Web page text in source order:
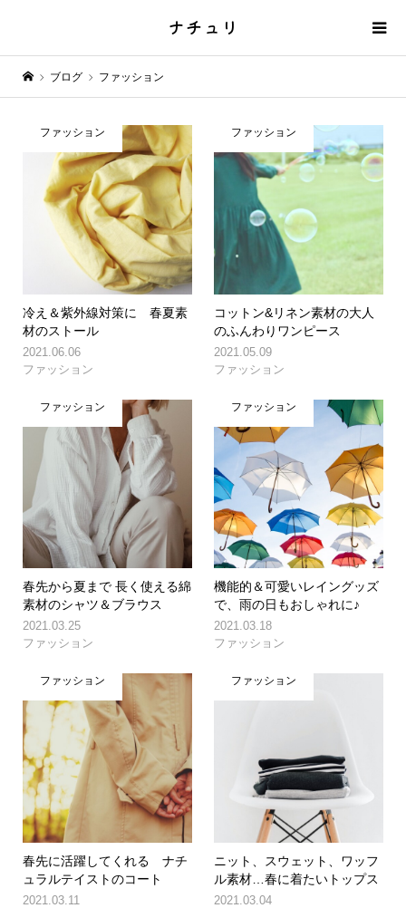
ブログ ファッション
ファッション
冷え＆紫外線対策に 春夏素
材のストール
2021.06.06
ファッション
ファッション
コットン&リネン素材の大人
のふんわりワンピース
2021.05.09
ファッション
ファッション
春先から夏まで 長く使える綿
素材のシャツ＆ブラウス
2021.03.25
ファッション
ファッション
機能的＆可愛いレイングッズ
で、雨の日もおしゃれに♪
2021.03.18
ファッション
ファッション
春先に活躍してくれる ナチ
ュラルテイストのコート
2021.03.11
ファッション
ニット、スウェット、ワッフ
ル素材…春に着たいトップス
2021.03.04